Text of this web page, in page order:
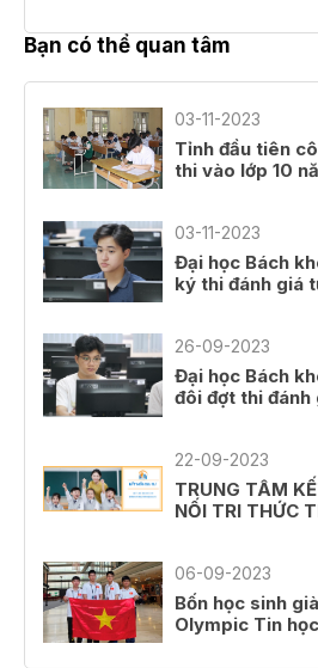
Bạn có thể quan tâm
03-11-2023
Tỉnh đầu tiên
thi vào lớp 10
03-11-2023
Đại học Bách
ký thi đánh giá
26-09-2023
Đại học Bách
đôi đợt thi đánh
22-09-2023
TRUNG TÂM
NỐI TRI THỨC
06-09-2023
Bốn học sinh
Olympic Tin